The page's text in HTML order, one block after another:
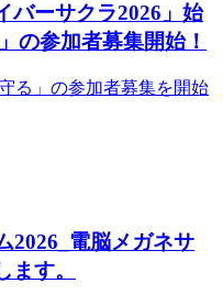
バーサクラ2026」始
の参加者募集開始！
る」の参加者募集を開始
2026_電脳メガネサ
ます。